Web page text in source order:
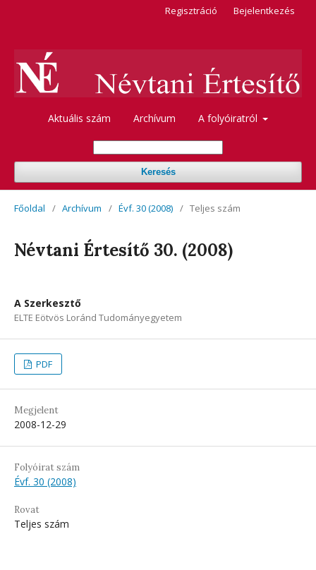
Aktuális szám Archívum A folyóiratról
Keresés
Regisztráció Bejelentkezés
Főoldal / Archívum / Évf. 30 (2008) / Teljes szám
Névtani Értesítő 30. (2008)
A Szerkesztő
ELTE Eötvös Loránd Tudományegyetem
PDF
Megjelent
2008-12-29
Folyóirat szám
Évf. 30 (2008)
Rovat
Teljes szám